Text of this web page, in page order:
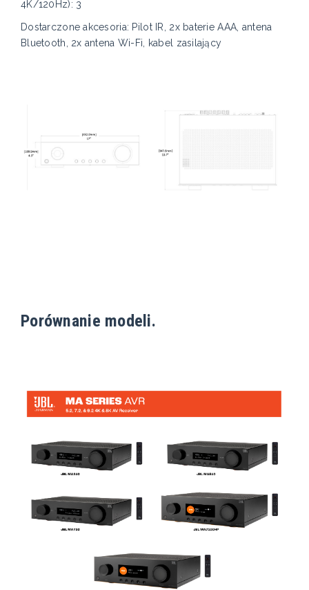
4K/120Hz): 3
Dostarczone akcesoria: Pilot IR, 2x baterie AAA, antena
Bluetooth, 2x antena Wi-Fi, kabel zasilający
Porównanie modeli.